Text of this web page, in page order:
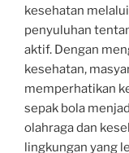
kesehatan
penyuluhan
aktif. Dengan
kesehatan,
memperhatikan
sepak bola
olahraga dan
lingkungan yang